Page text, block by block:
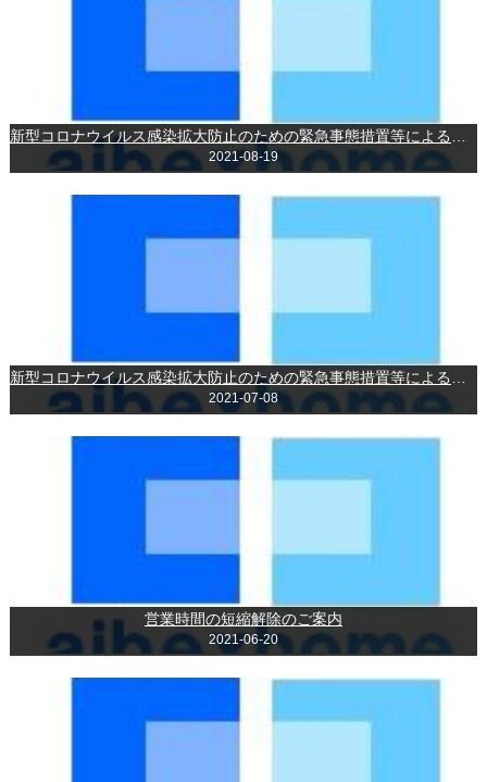
新型コロナウイルス感染拡大防止のための緊急事態措置等による時短営業について
2021-08-19
新型コロナウイルス感染拡大防止のための緊急事態措置等による時短営業について
2021-07-08
営業時間の短縮解除のご案内
2021-06-20